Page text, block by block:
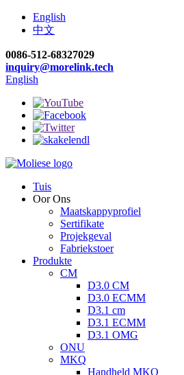
English
中文
0086-512-68327029
inquiry@morelink.tech
English
Tuis
Oor Ons
Maatskappyprofiel
Sertifikate
Projekgeval
Fabriekstoer
Produkte
CM
D3.0 CM
D3.0 ECMM
D3.1 cm
D3.1 ECMM
D3.1 OMG
ONU
MKQ
Handheld MKQ